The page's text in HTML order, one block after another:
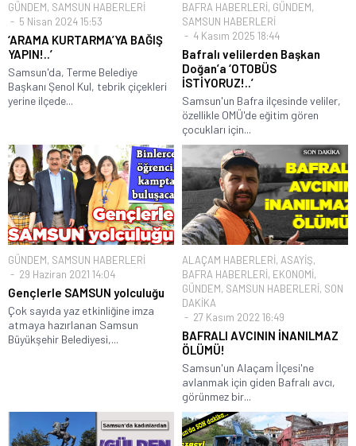
GÜNDEM, SAMSUN HABERLERİ
5 Nisan 2024 15:53
‘ARAMA KURTARMA’YA BAĞIŞ
YAPIN!..’
Samsun'da, Terme Belediye
Başkanı Şenol Kul, tebrik çiçekleri
yerine ilçede...
BAFRA HABERLERİ, GÜNDEM,
SAMSUN HABERLERİ
4 Kasım 2025 18:44
Bafralı velilerden Başkan
Doğan’a ‘OTOBÜS
İSTİYORUZ!..’
Samsun'un Bafra ilçesinde veliler,
özellikle OMÜ'de eğitim gören
çocukları için...
GÜNDEM, SAMSUN HABERLERİ
29 Haziran 2021 14:04
Gençlerle SAMSUN yolculuğu
Çok sayıda yaz etkinliğine imza
atmaya hazırlanan Samsun
Büyükşehir Belediyesi,...
ALAÇAM HABERLERİ, ASAYİŞ,
BAFRA HABERLERİ, EKONOMİ,
GÜNDEM, SAMSUN HABERLERİ, SON
DAKİKA
27 Kasım 2022 16:49
BAFRALI AVCININ İNANILMAZ
ÖLÜMÜ!
Samsun'un Alaçam İlçesi'ne
avlanmak için giden Bafralı avcı,
görünmez bir...